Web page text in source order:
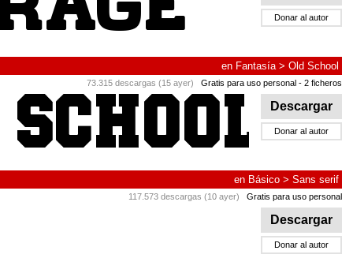
Donar al autor
en Fantasía> Old School
73.315 descargas (15 ayer) Gratis para uso personal - 2 ficheros
Descargar
Donar al autor
en Básico > Sans serif
117.573 descargas (10 ayer) Gratis para uso personal
Descargar
Donar al autor